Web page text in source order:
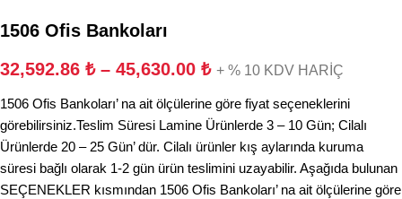
1506 Ofis Bankoları
32,592.86 ₺ – 45,630.00 ₺ + % 10 KDV HARİÇ
1506 Ofis Bankoları’ na ait ölçülerine göre fiyat seçeneklerini
görebilirsiniz.Teslim Süresi Lamine Ürünlerde 3 – 10 Gün; Cilalı
Ürünlerde 20 – 25 Gün’ dür. Cilalı ürünler kış aylarında kuruma
süresi bağlı olarak 1-2 gün ürün teslimini uzayabilir. Aşağıda bulunan
SEÇENEKLER kısmından 1506 Ofis Bankoları’ na ait ölçülerine göre